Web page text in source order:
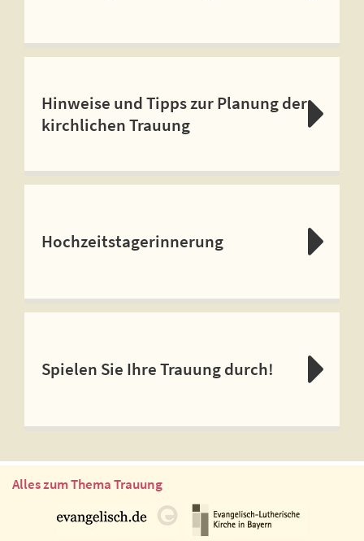
Hinweise und Tipps zur Planung der
kirchlichen Trauung
Hochzeitstagerinnerung
Spielen Sie Ihre Trauung durch!
Alles zum Thema Trauung